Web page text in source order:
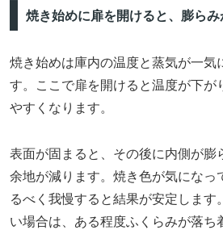
焼き始めに扉を開けると、膨ら
焼き始めは庫内の温度と蒸気が一気
す。ここで扉を開けると温度が下が
やすくなります。
表面が固まると、その後に内側が膨
余地が減ります。焼き色が気になっ
るべく我慢すると結果が安定します
い場合は、ある程度ふくらみが落ち